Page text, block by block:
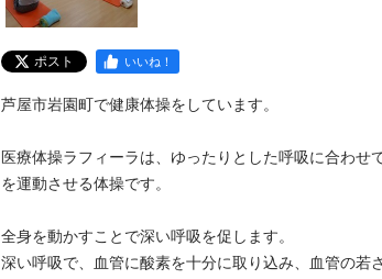
ポスト いいね！
芦屋市岩園町で健康体操をしています。
医療体操ラフィーラは、ゆったりとした呼吸に合わせ
を運動させる体操です。
全身を動かすことで深い呼吸を促します。
深い呼吸で、血管に酸素を十分に取り込み、血管の若